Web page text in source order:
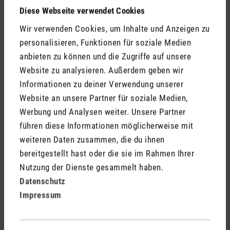
Diese Webseite verwendet Cookies
Wir verwenden Cookies, um Inhalte und Anzeigen zu
personalisieren, Funktionen für soziale Medien
anbieten zu können und die Zugriffe auf unsere
Website zu analysieren. Außerdem geben wir
Informationen zu deiner Verwendung unserer
Website an unsere Partner für soziale Medien,
Werbung und Analysen weiter. Unsere Partner
führen diese Informationen möglicherweise mit
weiteren Daten zusammen, die du ihnen
bereitgestellt hast oder die sie im Rahmen Ihrer
Nutzung der Dienste gesammelt haben.
Datenschutz
Impressum
die schlimmsten Pollenallergie-Symptome haben. Hier
Morgen lüften.
Je nach Wohnort solltest du dein Lüftungsverhalten also
entsprechend anpassen. Besonders rein ist die Luft nach
einem erfrischenden Regen, weil er die Luft reinigt und sie
von Staub und Pollen säubert. Nach einem Regenschauer zu
lüften, ist also sehr sinnvoll.
Warum Luftreiniger für Allergiker und
Allergikerinnen gegen Pollen besonders
geeignet sind
Besonders nützlich sind Geräte, welche mit Hilfe eines